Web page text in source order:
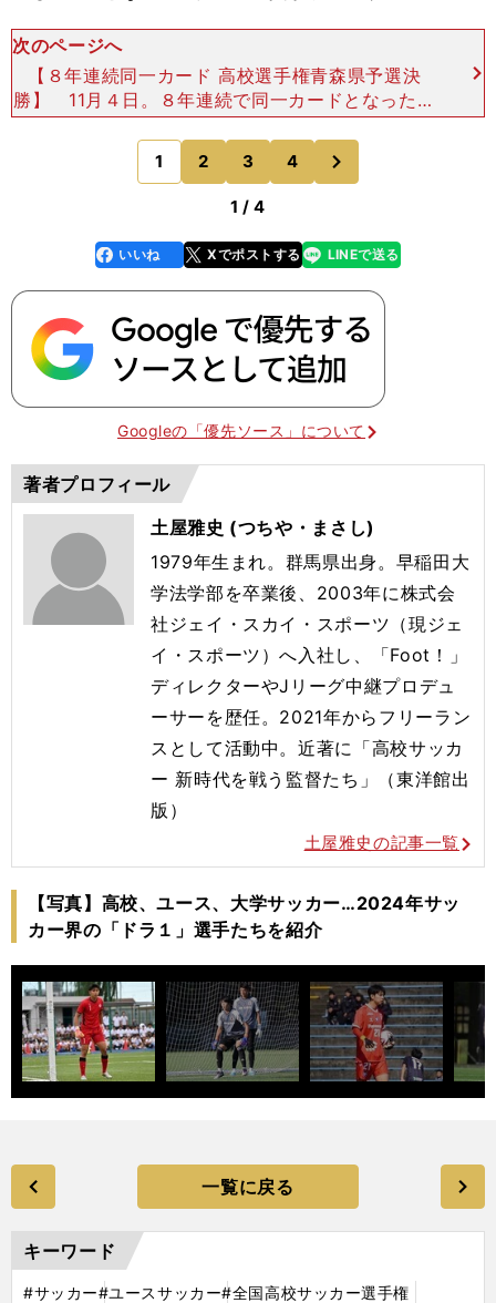
次のページへ
【８年連続同一カード 高校選手権青森県予選決
勝】 11月４日。８年連続で同一カードとなった高
校選手権青森県予選決勝。八戸学院野辺地西は県新
人大会、インターハイ予選に続いて、三たび青森山
田とファイナル
1 2 3 4
のページへ
1 / 4
faceboo
k
いいね Xでポストする
line LINEで送る
Googleの「優先ソース」について
著者プロフィール
土屋雅史 (つちや・まさし)
1979年生まれ。群馬県出身。早稲田大
学法学部を卒業後、2003年に株式会
社ジェイ・スカイ・スポーツ（現ジェ
イ・スポーツ）へ入社し、「Foot！」
ディレクターやJリーグ中継プロデュ
ーサーを歴任。2021年からフリーラン
スとして活動中。近著に「高校サッカ
ー 新時代を戦う監督たち」（東洋館出
版）
土屋雅史の記事一覧
【写真】高校、ユース、大学サッカー…2024年サッ
カー界の「ドラ１」選手たちを紹介
一覧に戻る
キーワード
#サッカー#ユースサッカー#全国高校サッカー選手権